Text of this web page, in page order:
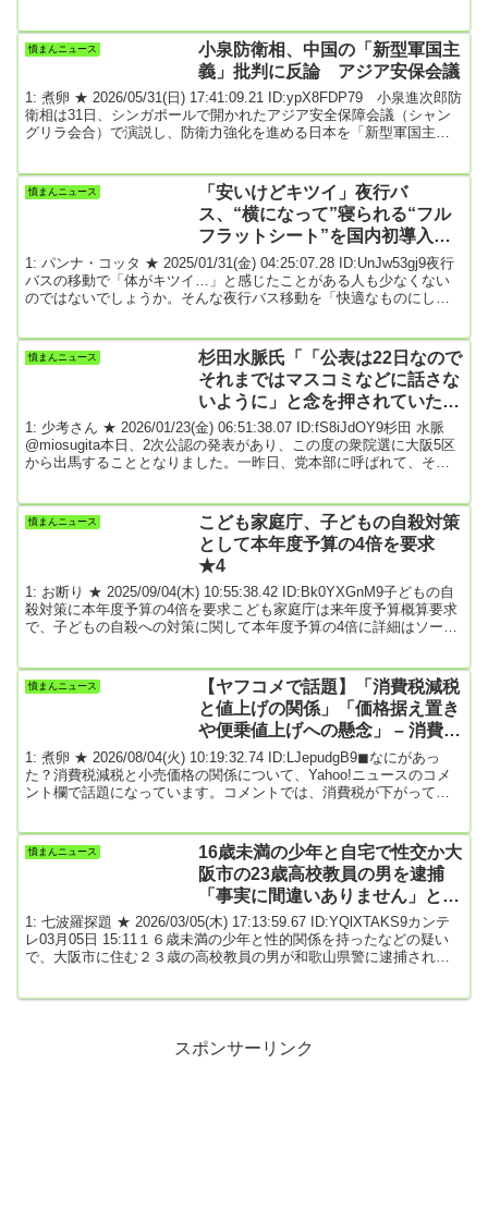
ている。全文はソースで 最終更新:1/23(金) 9:15引用元: 6: 名無しど
んぶらこ 2026/01/23(金) 09:27:55.53 ID...
憤まんニュース
小泉防衛相、中国の「新型軍国主
義」批判に反論 アジア安保会議
1: 煮卵 ★ 2026/05/31(日) 17:41:09.21 ID:ypX8FDP79 小泉進次郎防
衛相は31日、シンガポールで開かれたアジア安全保障会議（シャン
グリラ会合）で演説し、防衛力強化を進める日本を「新型軍国主
の定例記者会見で、アジア太平洋諸国に対し「日本の新型軍国主義
の無謀な動きに共同で抵抗すべきだ」などと呼びかけていた。小泉
氏はこれらを念頭に、「考えてみて...
憤まんニュース
「安いけどキツイ」夜行バ
ス、“横になって”寝られる“フル
フラットシート”を国内初導入…2
段ベッドのような座席
1: パンナ・コッタ ★ 2025/01/31(金) 04:25:07.28 ID:UnJw53gj9夜行
バスの移動で「体がキツイ…」と感じたことがある人も少なくない
のではないでしょうか。そんな夜行バス移動を「快適なものにした
ン」▼京面龍太郎アナウンサー「こちらが、国内初の“フルフラット
シート”を搭載した、高知駅前観光の高速バスです。中に乗ってみま
すと…まるで2段ベットが並...
憤まんニュース
杉田水脈氏「「公表は22日なので
それまではマスコミなどに話さな
いように」と念を押されていたの
に、すぐに報道され」…自民2次
公認発表
1: 少考さん ★ 2026/01/23(金) 06:51:38.07 ID:fS8iJdOY9杉田 水脈
@miosugita本日、2次公認の発表があり、この度の衆院選に大阪5区
から出馬することとなりました。一昨日、党本部に呼ばれて、その
念を押されていたのに、すぐに報道されてたくさんの方々から問い
合わせが殺到。（お返事できていない方もいらっしゃいます。申し
憤まんニュース
こども家庭庁、子どもの自殺対策
として本年度予算の4倍を要求
★4
1: お断り ★ 2025/09/04(木) 10:55:38.42 ID:Bk0YXGnM9子どもの自
殺対策に本年度予算の4倍を要求こども家庭庁は来年度予算概算要求
で、子どもの自殺への対策に関して本年度予算の4倍に詳細はソース
ぶらこ 2025/09/04(木) 10:56:55.90 ID:naTHxiYH0増税増...
憤まんニュース
【ヤフコメで話題】「消費税減税
と値上げの関係」「価格据え置き
や便乗値上げへの懸念」 – 消費税
減税時の小売価格の動向に注目集
まる
1: 煮卵 ★ 2026/08/04(火) 10:19:32.74 ID:LJepudgB9◼なにがあっ
た？消費税減税と小売価格の関係について、Yahoo!ニュースのコメ
ント欄で話題になっています。コメントでは、消費税が下がっても
減税前に値上げを行い、減税後も価格を据え置く、あるいは将来的
に再増税時にさらに値上げする可能性があるという意見もありまし
た。一方で、減税の代わりに給付...
憤まんニュース
16歳未満の少年と自宅で性交か大
阪市の23歳高校教員の男を逮捕
「事実に間違いありません」と容
疑認める
1: 七波羅探題 ★ 2026/03/05(木) 17:13:59.67 ID:YQlXTAKS9カンテ
レ03月05日 15:11１６歳未満の少年と性的関係を持ったなどの疑い
で、大阪市に住む２３歳の高校教員の男が和歌山県警に逮捕されま
対し男は「事実に間違いあり...スポンサーリンク